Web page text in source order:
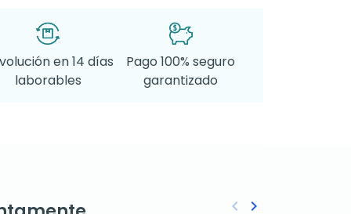
en 14 días
laborables
Pago 100% seguro
garantizado
keyboard_arrow_left keyboard_arrow_right